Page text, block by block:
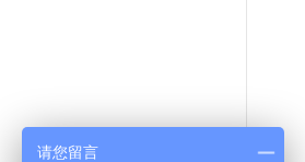
请您留言